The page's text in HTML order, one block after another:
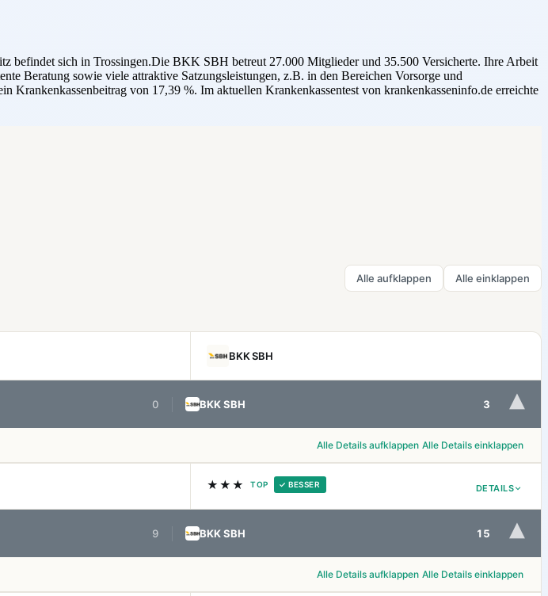
sich in Trossingen.Die BKK SBH betreut 27.000 Mitglieder und 35.500 Versicherte. Ihre Arbeit
Beratung sowie viele attraktive Satzungsleistungen, z.B. in den Bereichen Vorsorge und
von 17,39 %. Im aktuellen Krankenkassentest von krankenkasseninfo.de erreichte
Alle aufklappen Alle einklappen
BKK SBH
0 BKK SBH 3 ▾
Alle Details aufklappen Alle Details einklappen
DETAILS
★★★ TOP ✓ BESSER
9 BKK SBH 15 ▾
Alle Details aufklappen Alle Details einklappen